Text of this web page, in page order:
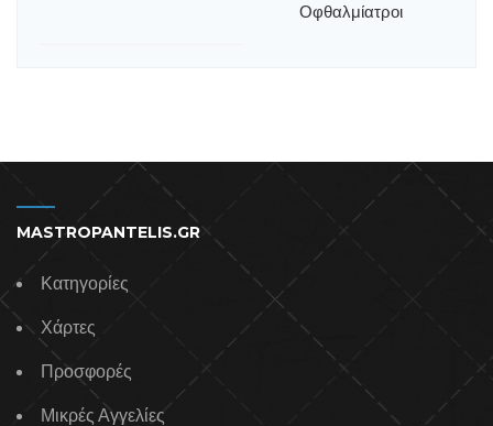
Οφθαλμίατροι
MASTROPANTELIS.GR
Κατηγορίες
Χάρτες
Προσφορές
Μικρές Αγγελίες